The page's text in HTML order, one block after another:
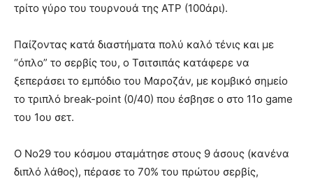
τρίτο γύρο του τουρνουά της ATP (100άρι).
Παίζοντας κατά διαστήματα πολύ καλό τένις και με
“όπλο” το σερβίς του, ο Τσιτσιπάς κατάφερε να
ξεπεράσει το εμπόδιο του Μαροζάν, με κομβικό σημείο
το τριπλό break-point (0/40) που έσβησε ο στο 11ο game
του 1ου σετ.
Ο Νο29 του κόσμου σταμάτησε στους 9 άσους (κανένα
διπλό λάθος), πέρασε το 70% του πρώτου σερβίς,